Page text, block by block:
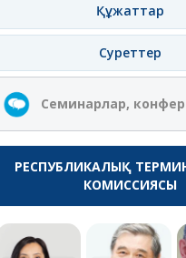
Құжаттар
Суреттер
Семинарлар,
РЕСПУБЛИКАЛЫҚ
КОМИССИЯСЫ